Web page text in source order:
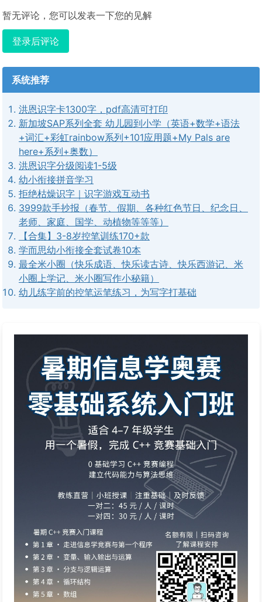
暂无评论，您可以发表一下您的见解
登录后评论
系统推荐
洪恩识字卡1300字，pdf高清可打印
新加坡SAP系列全套 幼儿园到小学（英语+数学+语法
+词汇+彩虹rainbow系列+101应用题+My Pals are
here+系列+奥数）
洪恩识字分级阅读1-5级
幼小衔接拼音学习
拒绝枯燥识字｜识字游戏互动书
3999款手抄报（春节、假期、各种红色节日、纪念日、
老师、家庭、国学、动植物等等等）
【合集】3-8岁控笔训练170+款
学而思幼小衔接全套试卷10本
最全米小圈（快乐成语、快乐读古诗、快乐西游记、米
小圈上学记、米小圈写作小秘籍）
幼儿练字前的控笔运笔练习，为写字打基础